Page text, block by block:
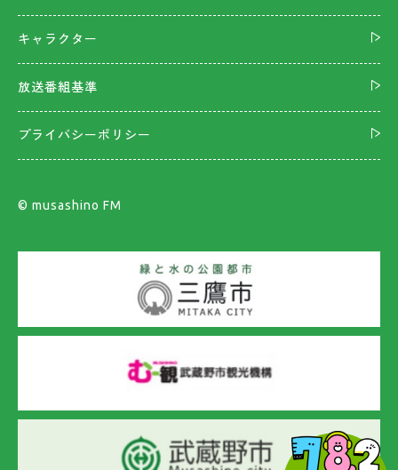
キャラクター
放送番組基準
プライバシーポリシー
©︎ musashino FM